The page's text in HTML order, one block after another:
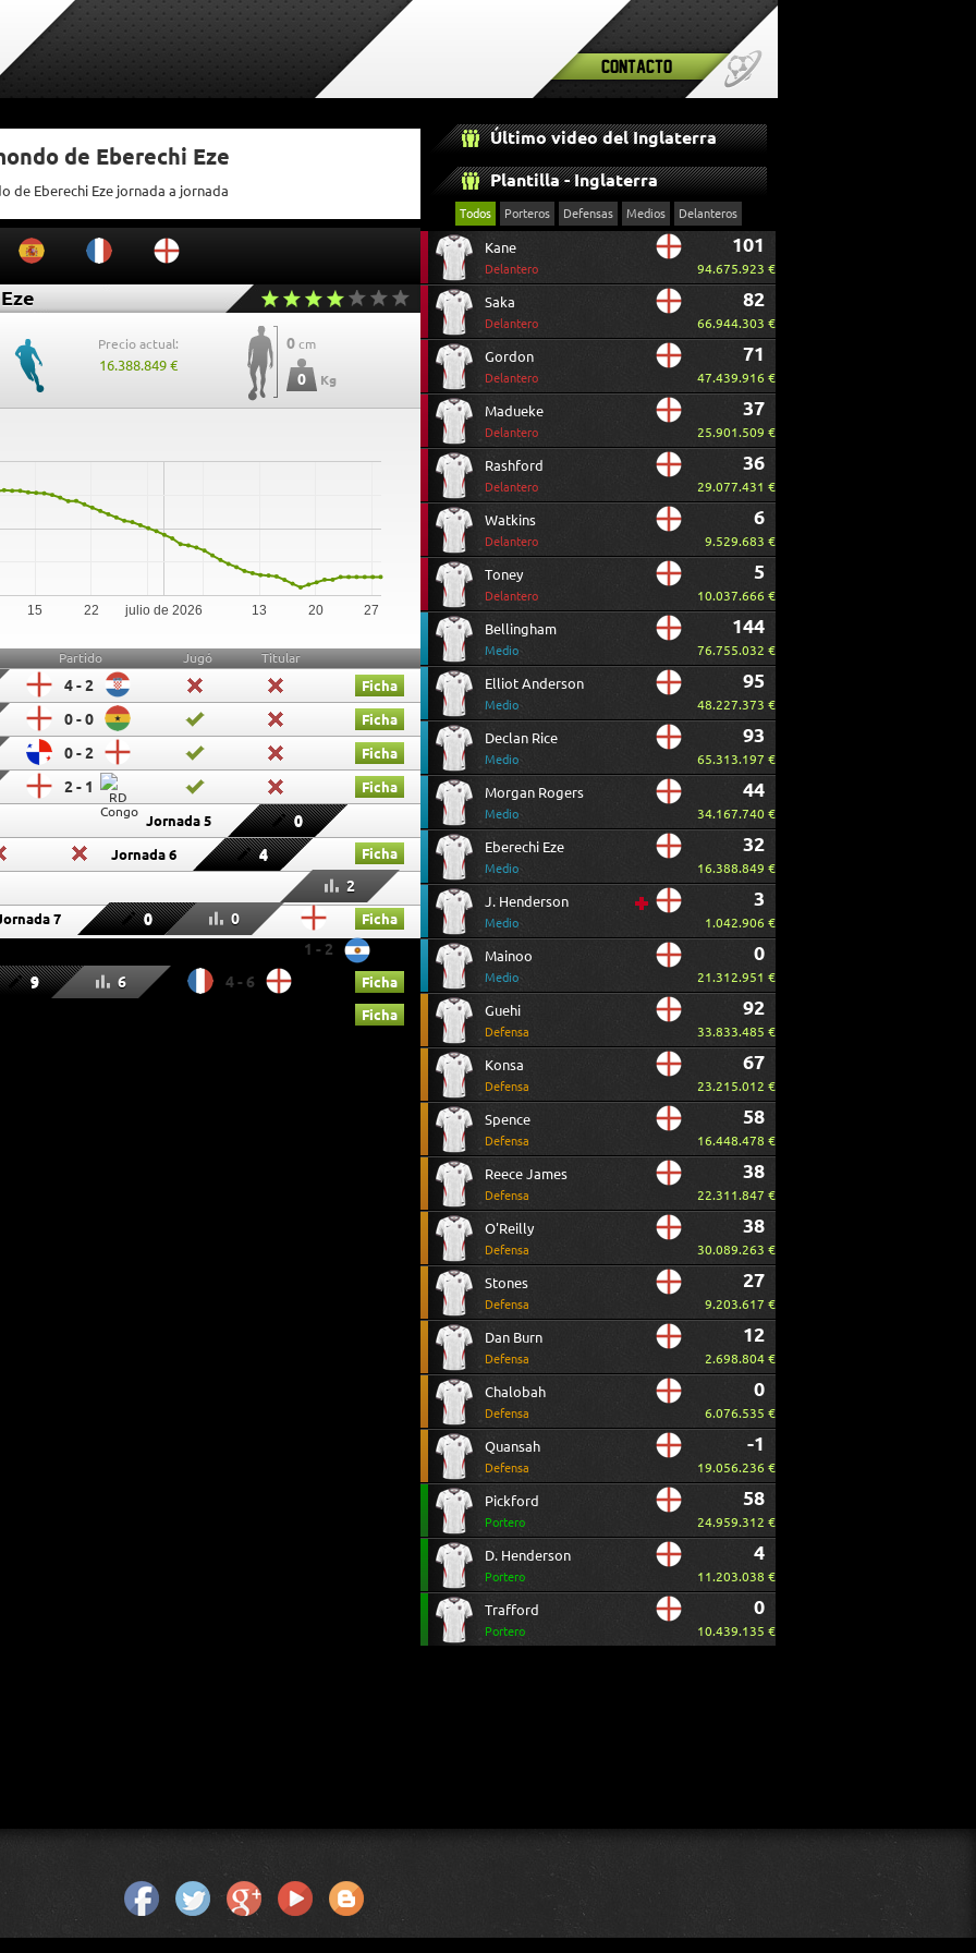
Contacto
de Eberechi Eze
de Eberechi Eze jornada a jornada
Precio actual:
16.388.849 €
0 cm
0 Kg
julio de 2026
15 22 13 20 27
Partido Jugó Titular
4 - 2 Ficha
0 - 0 Ficha
0 - 2 Ficha
2 - 1 Ficha
Jornada 5
0
Ficha
Jornada 6
4
2
Ficha
7 0
0
1 - 2
Ficha
9 6 4 - 6
Ficha
Último video del Inglaterra
Plantilla - Inglaterra
Todos Porteros Defensas Medios Delanteros
Kane
Delantero
101
94.675.923 €
Saka
Delantero
82
66.944.303 €
Gordon
Delantero
71
47.439.916 €
Madueke
Delantero
37
25.901.509 €
Rashford
Delantero
36
29.077.431 €
Watkins
Delantero
6
9.529.683 €
Toney
Delantero
5
10.037.666 €
Bellingham
Medio
144
76.755.032 €
Elliot Anderson
Medio
95
48.227.373 €
Declan Rice
Medio
93
65.313.197 €
Morgan Rogers
Medio
44
34.167.740 €
Eberechi Eze
Medio
32
16.388.849 €
J. Henderson
Medio
3
1.042.906 €
Mainoo
Medio
0
21.312.951 €
Guehi
Defensa
92
33.833.485 €
Konsa
Defensa
67
23.215.012 €
Spence
Defensa
58
16.448.478 €
Reece James
Defensa
38
22.311.847 €
O'Reilly
Defensa
38
30.089.263 €
Stones
Defensa
27
9.203.617 €
Dan Burn
Defensa
12
2.698.804 €
Chalobah
Defensa
0
6.076.535 €
Quansah
Defensa
-1
19.056.236 €
Pickford
Portero
58
24.959.312 €
D. Henderson
Portero
4
11.203.038 €
Trafford
Portero
0
10.439.135 €